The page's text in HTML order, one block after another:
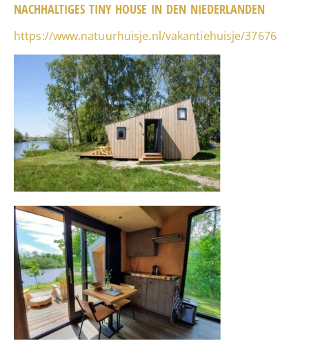
NACHHALTIGES TINY HOUSE IN DEN NIEDERLANDEN
https://www.natuurhuisje.nl/vakantiehuisje/37676